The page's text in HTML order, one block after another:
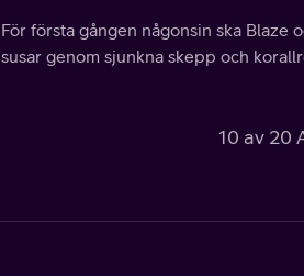
För första gången någonsin ska Blaze
susar genom sjunkna skepp och
10 av 20